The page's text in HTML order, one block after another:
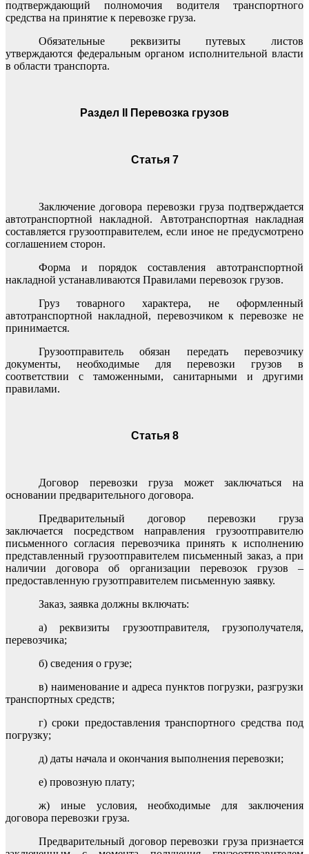
подтверждающий полномочия водителя транспортного
средства на принятие к перевозке груза.
Обязательные реквизиты путевых листов
утверждаются федеральным органом исполнительной власти
в области транспорта.
Раздел II Перевозка грузов
Статья 7
Заключение договора перевозки груза подтверждается
автотранспортной накладной. Автотранспортная накладная
составляется грузоотправителем, если иное не предусмотрено
соглашением сторон.
Форма и порядок составления автотранспортной
накладной устанавливаются Правилами перевозок грузов.
Груз товарного характера, не оформленный
автотранспортной накладной, перевозчиком к перевозке не
принимается.
Грузоотправитель обязан передать перевозчику
документы, необходимые для перевозки грузов в
соответствии с таможенными, санитарными и другими
правилами.
Статья 8
Договор перевозки груза может заключаться на
основании предварительного договора.
Предварительный договор перевозки груза
заключается посредством направления грузоотправителю
письменного согласия перевозчика принять к исполнению
представленный грузоотправителем письменный заказ, а при
наличии договора об организации перевозок грузов –
предоставленную грузотправителем письменную заявку.
Заказ, заявка должны включать:
а) реквизиты грузоотправителя, грузополучателя,
перевозчика;
б) сведения о грузе;
в) наименование и адреса пунктов погрузки, разгрузки
транспортных средств;
г) сроки предоставления транспортного средства под
погрузку;
д) даты начала и окончания выполнения перевозки;
е) провозную плату;
ж) иные условия, необходимые для заключения
договора перевозки груза.
Предварительный договор перевозки груза признается